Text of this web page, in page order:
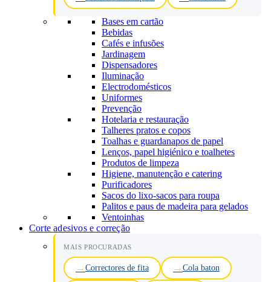
Bases em cartão
Bebidas
Cafés e infusões
Jardinagem
Dispensadores
Iluminação
Electrodomésticos
Uniformes
Prevenção
Hotelaria e restauração
Talheres pratos e copos
Toalhas e guardanapos de papel
Lenços, papel higiénico e toalhetes
Produtos de limpeza
Higiene, manutenção e catering
Purificadores
Sacos do lixo-sacos para roupa
Palitos e paus de madeira para gelados
Ventoinhas
Corte adesivos e correção
MAIS PROCURADAS
Correctores de fita Cola baton